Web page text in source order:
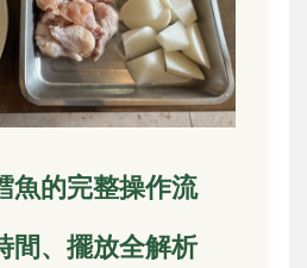
魚的完整操作流
間、擺放全解析